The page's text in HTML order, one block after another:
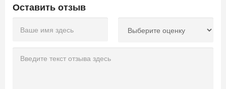
Оставить отзыв